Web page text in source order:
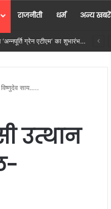
राजनीती धर्म अन्य खबरें
साय…..
उत्थान